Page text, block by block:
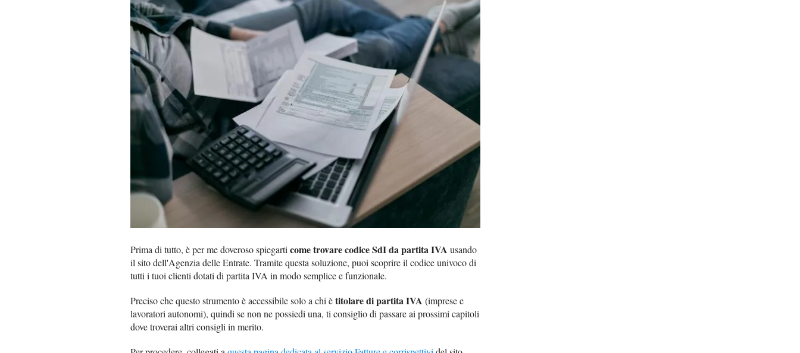
Prima di tutto, è per me doveroso spiegarti come trovare codice SdI da partita IVA usando
il sito dell'Agenzia delle Entrate. Tramite questa soluzione, puoi scoprire il codice univoco di
tutti i tuoi clienti dotati di partita IVA in modo semplice e funzionale.
Preciso che questo strumento è accessibile solo a chi ètitolare di partita IVA (imprese e
lavoratori autonomi), quindi se non ne possiedi una, ti consiglio di passare ai prossimi capitoli
dove troverai altri consigli in merito.